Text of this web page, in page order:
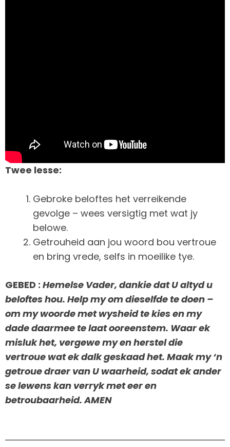
Twee lesse:
Gebroke beloftes het verreikende
gevolge – wees versigtig met wat jy
belowe.
Getrouheid aan jou woord bou vertroue
en bring vrede, selfs in moeilike tye.
GEBED : Hemelse Vader, dankie dat U altyd u
beloftes hou. Help my om dieselfde te doen –
om my woorde met wysheid te kies en my
dade daarmee te laat ooreenstem. Waar ek
misluk het, vergewe my en herstel die
vertroue wat ek dalk geskaad het. Maak my ‘n
getroue draer van U waarheid, sodat ek ander
se lewens kan verryk met eer en
betroubaarheid. AMEN